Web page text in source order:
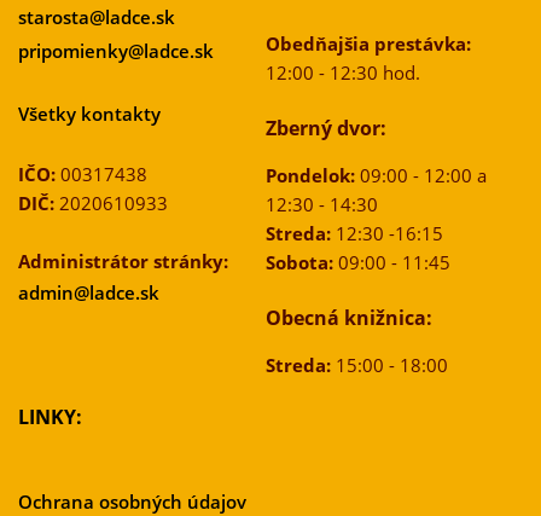
starosta@ladce.sk
pripomienky@ladce.sk
Všetky kontakty
IČO: 00317438
DIČ: 2020610933
Administrátor stránky:
admin@ladce.sk
Obedňajšia prestávka:
12:00 - 12:30 hod.
Zberný dvor:
Pondelok:09:00 - 12:00 a
12:30 - 14:30
Streda:12:30 -16:15
Sobota:09:00 - 11:45
Obecná knižnica:
Streda:15:00 - 18:00
LINKY:
Ochrana osobných údajov